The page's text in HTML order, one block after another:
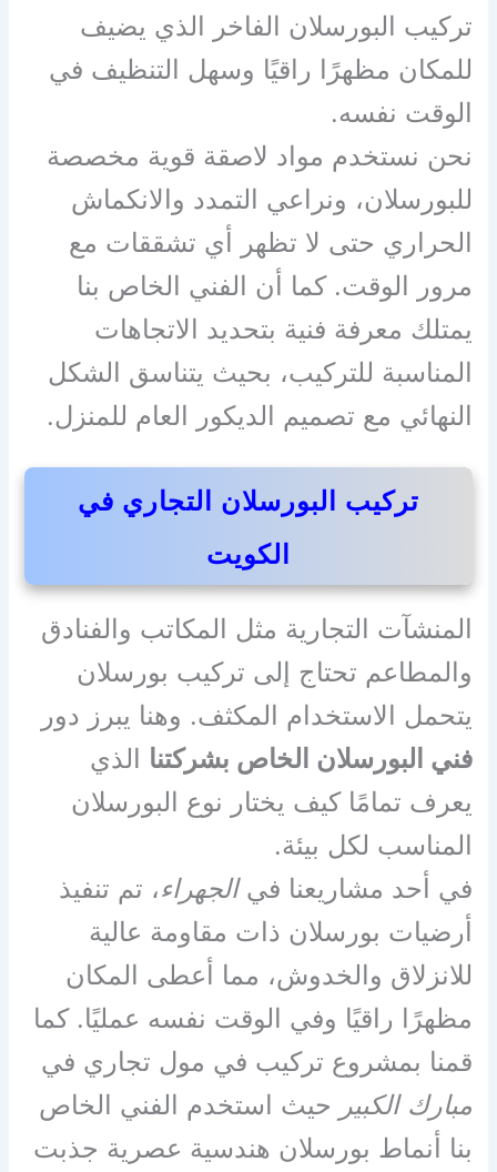
تركيب البورسلان الفاخر الذي يضيف
للمكان مظهرًا راقيًا وسهل التنظيف في
الوقت نفسه.
نحن نستخدم مواد لاصقة قوية مخصصة
للبورسلان، ونراعي التمدد والانكماش
الحراري حتى لا تظهر أي تشققات مع
مرور الوقت. كما أن الفني الخاص بنا
يمتلك معرفة فنية بتحديد الاتجاهات
المناسبة للتركيب، بحيث يتناسق الشكل
النهائي مع تصميم الديكور العام للمنزل.
تركيب البورسلان التجاري في
الكويت
المنشآت التجارية مثل المكاتب والفنادق
والمطاعم تحتاج إلى تركيب بورسلان
يتحمل الاستخدام المكثف. وهنا يبرز دور
فني البورسلان الخاص بشركتنا الذي
يعرف تمامًا كيف يختار نوع البورسلان
المناسب لكل بيئة.
في أحد مشاريعنا فيالجهراء، تم تنفيذ
أرضيات بورسلان ذات مقاومة عالية
للانزلاق والخدوش، مما أعطى المكان
مظهرًا راقيًا وفي الوقت نفسه عمليًا. كما
قمنا بمشروع تركيب في مول تجاري في
مبارك الكبير حيث استخدم الفني الخاص
بنا أنماط بورسلان هندسية عصرية جذبت